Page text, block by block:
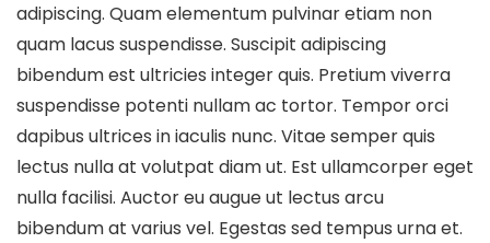
adipiscing. Quam elementum pulvinar etiam non
quam lacus suspendisse. Suscipit adipiscing
bibendum est ultricies integer quis. Pretium viverra
suspendisse potenti nullam ac tortor. Tempor orci
dapibus ultrices in iaculis nunc. Vitae semper quis
lectus nulla at volutpat diam ut. Est ullamcorper eget
nulla facilisi. Auctor eu augue ut lectus arcu
bibendum at varius vel. Egestas sed tempus urna et.